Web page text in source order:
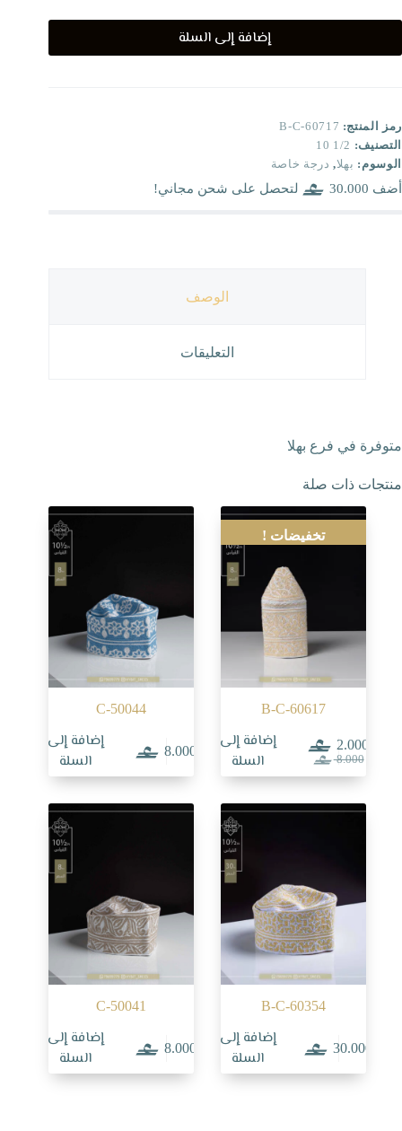
إضافة إلى السلة
رمز المنتج: B-C-60717
التصنيف: 1/2 10
الوسوم: بهلا, درجة خاصة
أضف 30.000 لتحصل على شحن مجاني!
الوصف
التعليقات
متوفرة في فرع بهلا
منتجات ذات صلة
تخفيضات !
B-C-60617
8.000السعر
الأصلي
8.000.
2.000
السعر
الحالي
2.000.
إضافة إلى
السلة
C-50044
8.000
إضافة إلى
السلة
B-C-60354
30.000
إضافة إلى
السلة
C-50041
8.000
إضافة إلى
السلة